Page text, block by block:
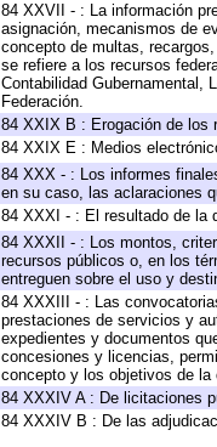
84 XXVII - : La información
asignación, mecanismos de
concepto de multas,
se refiere a los recursos
Contabilidad Gubernamental,
Federación.
84 XXIX B : Erogación de los
84 XXIX E : Medios
84 XXX - : Los informes
en su caso, las aclaraciones
84 XXXI - : El resultado de la
84 XXXII - : Los montos,
recursos públicos o, en los
entreguen sobre el uso y
84 XXXIII - : Las
prestaciones de servicios y
expedientes y documentos
concesiones y licencias,
concepto y los objetivos de
84 XXXIV A : De licitaciones
84 XXXIV B : De las